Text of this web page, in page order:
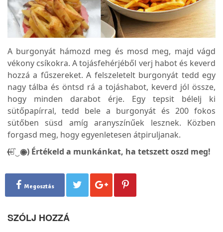
A burgonyát hámozd meg és mosd meg, majd vágd
vékony csíkokra. A tojásfehérjéből verj habot és keverd
hozzá a fűszereket. A felszeletelt burgonyát tedd egy
nagy tálba és öntsd rá a tojáshabot, keverd jól össze,
hogy minden darabot érje. Egy tepsit bélelj ki
sütőpapírral, tedd bele a burgonyát és 200 fokos
sütőben süsd amíg aranyszínűek lesznek. Közben
forgasd meg, hogy egyenletesen átpiruljanak.
(̶◉͛‿◉̶) Értékeld a munkánkat, ha tetszett oszd meg!
Megosztás
SZÓLJ HOZZÁ